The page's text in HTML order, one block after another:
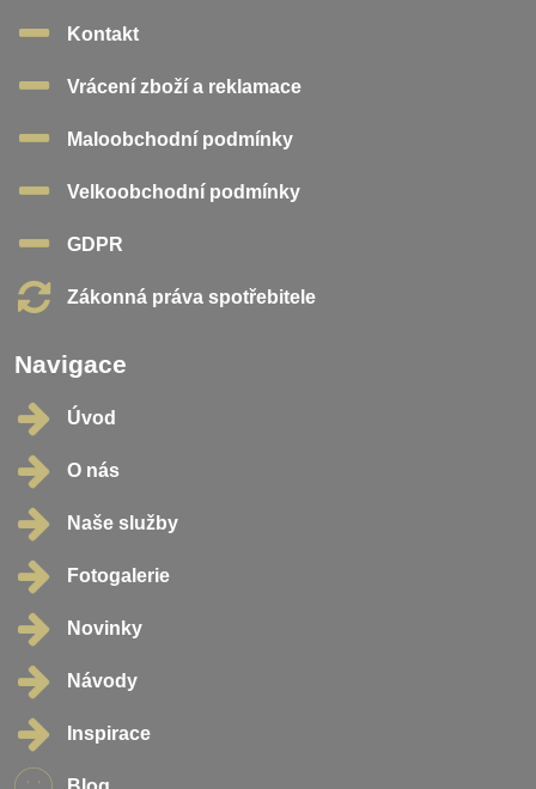
Kontakt
Vrácení zboží a reklamace
Maloobchodní podmínky
Velkoobchodní podmínky
GDPR
Zákonná práva spotřebitele
Navigace
Úvod
O nás
Naše služby
Fotogalerie
Novinky
Návody
Inspirace